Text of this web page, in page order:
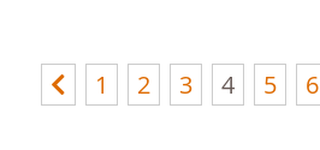
1 2 3 4 5 6